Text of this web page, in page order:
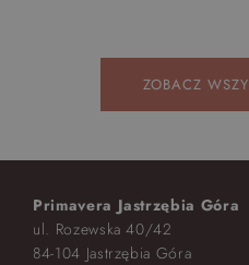
ZOBACZ
Primavera Jastrzębia Góra
ul. Rozewska 40/42
84-104 Jastrzębia Góra